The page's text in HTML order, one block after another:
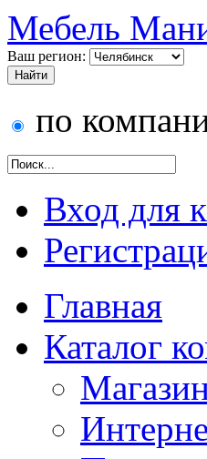
Мебель
Ваш регион:
по
Вход для
Главная
Каталог